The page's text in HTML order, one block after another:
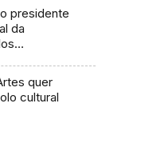
presidente
da
quer
cultural